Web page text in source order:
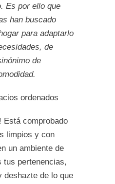
Es por ello que
han buscado
para adaptarlo
de
de
ordenados
Está comprobado
limpios y con
un ambiente de
tus pertenencias,
deshazte de lo que